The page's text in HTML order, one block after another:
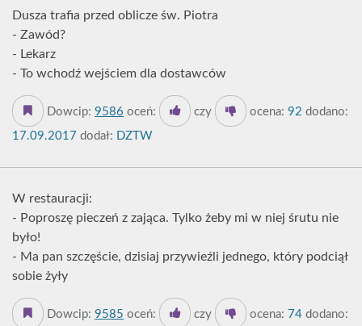
Dusza trafia przed oblicze św. Piotra
- Zawód?
- Lekarz
- To wchodź wejściem dla dostawców
Dowcip: 9586 oceń: czy ocena: 92 dodano:
17.09.2017 dodał: DZTW
W restauracji:
- Poproszę pieczeń z zająca. Tylko żeby mi w niej śrutu nie
było!
- Ma pan szczęście, dzisiaj przywieźli jednego, który podciął
sobie żyły
Dowcip: 9585 oceń: czy ocena: 74 dodano: